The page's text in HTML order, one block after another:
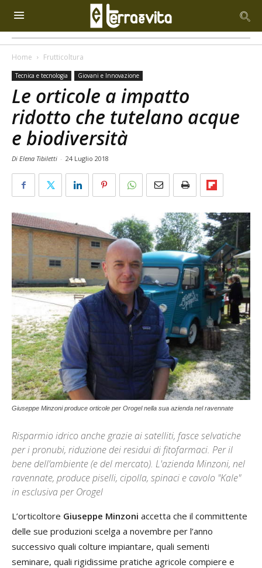
Home Frutticoltura
Tecnica e tecnologia Giovani e Innovazione
Le orticole a impatto
ridotto che tutelano acque
e biodiversità
Di Elena Tibiletti - 24 Luglio 2018
Giuseppe Minzoni produce orticole per Orogel nella sua azienda nel ravennate
Risparmio idrico anche grazie ai satelliti, fasce selvatiche
per i pronubi, riduzione dei residui di fitofarmaci. Per il
bene dell’ambiente (e del mercato). L'azienda Minzoni, nel
ravennate, produce piselli, cipolla, spinaci e cavolo "Kale"
in esclusiva per Orogel
L’orticoltore Giuseppe Minzoni accetta che il committente
delle sue produzioni scelga a novembre per l’anno
successivo quali colture impiantare, quali sementi
seminare, quali rigidissime pratiche agricole compiere e